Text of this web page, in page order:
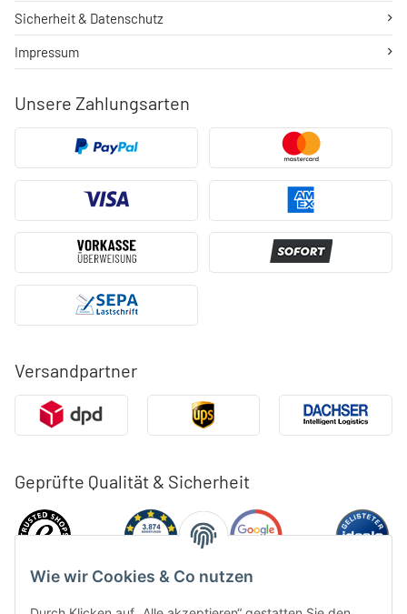
Wie wir Cookies & Co nutzen
Unsere Zahlungsarten
Versandpartner
Geprüfte Qualität & Sicherheit
Sicherheit & Datenschutz
Impressum